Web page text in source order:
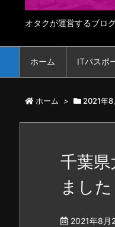
オタクが運営するブロ
ホーム ITパスポ
ホーム > 2021年8
千葉県
まし
2021年8月